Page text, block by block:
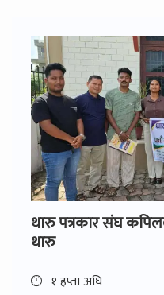
थारु पत्रकार संघ
थारु
१ हप्ता अघि